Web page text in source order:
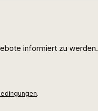
informiert zu werden.
.